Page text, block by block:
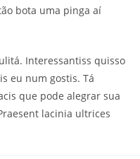
bota uma pinga aí
Interessantiss quisso
eu num gostis. Tá
que pode alegrar sua
lacinia ultrices